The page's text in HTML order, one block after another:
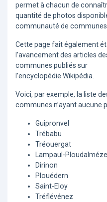
permet à chacun de
quantité de photos
communauté de
Cette page fait également
l’avancement des articles
communes publiés sur
l’encyclopédie Wikipédia.
Voici, par exemple, la liste
communes n’ayant aucune
Guipronvel
Trébabu
Tréouergat
Lampaul-
Dirinon
Plouédern
Saint-Eloy
Tréflévénez